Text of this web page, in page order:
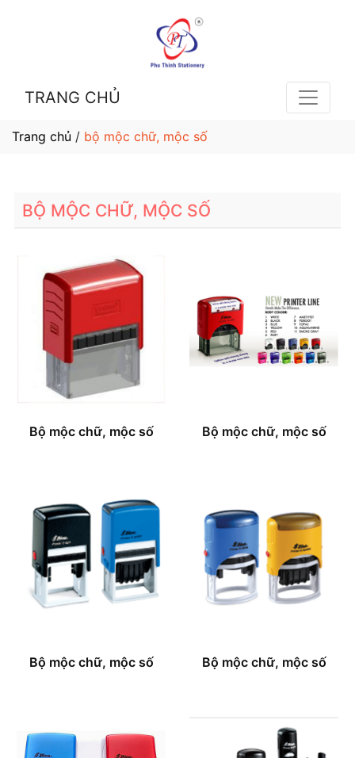
TRANG CHỦ
Trang chủ / bộ mộc chữ, mộc số
BỘ MỘC CHỮ, MỘC SỐ
Bộ mộc chữ, mộc số Bộ mộc chữ, mộc số
Bộ mộc chữ, mộc số Bộ mộc chữ, mộc số